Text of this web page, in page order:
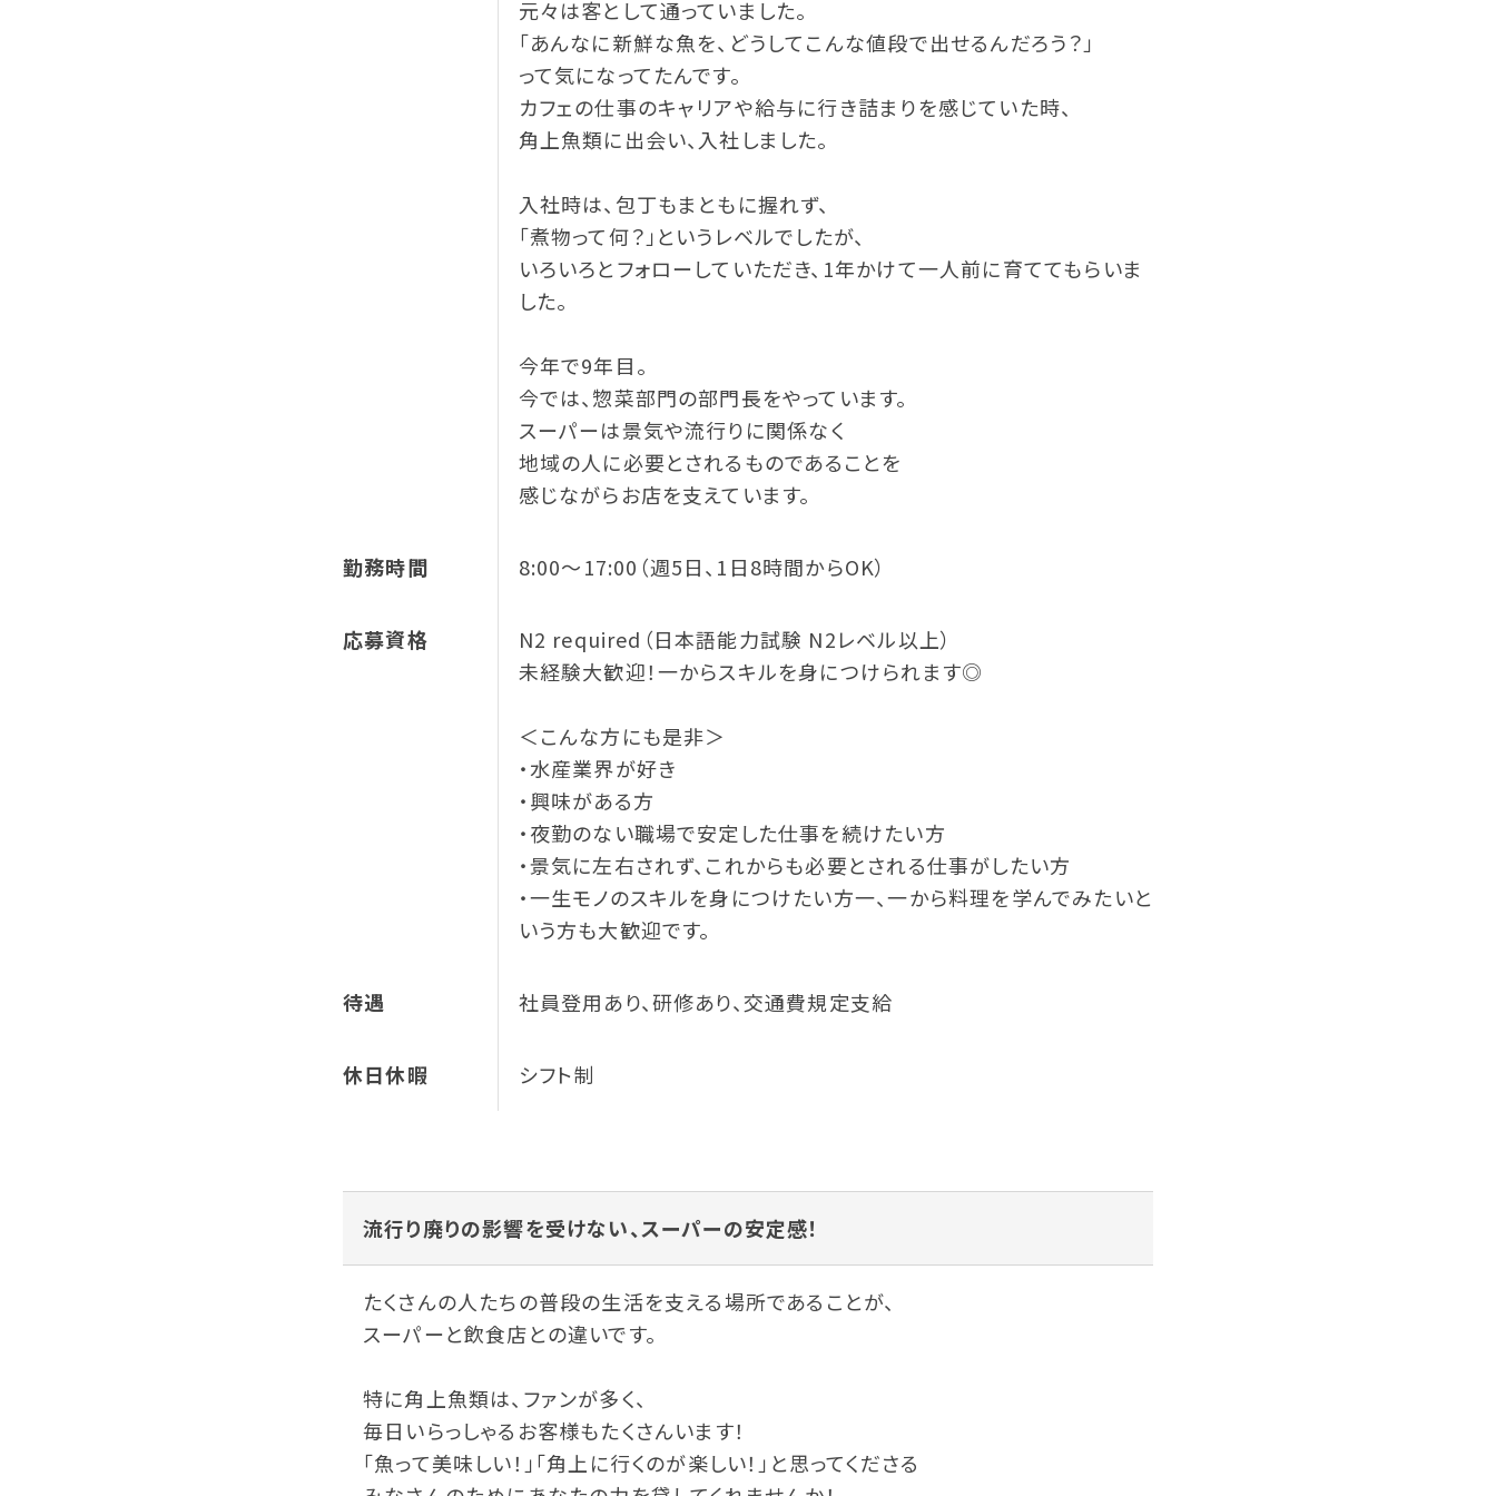
元々は客として通っていました。
「あんなに新鮮な魚を、どうしてこんな値段で出せるんだろう？」
って気になってたんです。
カフェの仕事のキャリアや給与に行き詰まりを感じていた時、
角上魚類に出会い、入社しました。
入社時は、包丁もまともに握れず、
「煮物って何？」というレベルでしたが、
いろいろとフォローしていただき、1年かけて一人前に育ててもらいま
した。
今年で9年目。
今では、惣菜部門の部門長をやっています。
スーパーは景気や流行りに関係なく
地域の人に必要とされるものであることを
感じながらお店を支えています。
勤務時間 8:00～17:00（週5日、1日8時間からOK）
応募資格
N2 required（日本語能力試験 N2レベル以上）
未経験大歓迎！一からスキルを身につけられます◎
＜こんな方にも是非＞
・水産業界が好き
・興味がある方
・夜勤のない職場で安定した仕事を続けたい方
・景気に左右されず、これからも必要とされる仕事がしたい方
・一生モノのスキルを身につけたい方一、一から料理を学んでみたいと
いう方も大歓迎です。
待遇 社員登用あり、研修あり、交通費規定支給
休日休暇 シフト制
流行り廃りの影響を受けない、スーパーの安定感！
たくさんの人たちの普段の生活を支える場所であることが、
スーパーと飲食店との違いです。
特に角上魚類は、ファンが多く、
毎日いらっしゃるお客様もたくさんいます！
「魚って美味しい！」「角上に行くのが楽しい！」と思ってくださる